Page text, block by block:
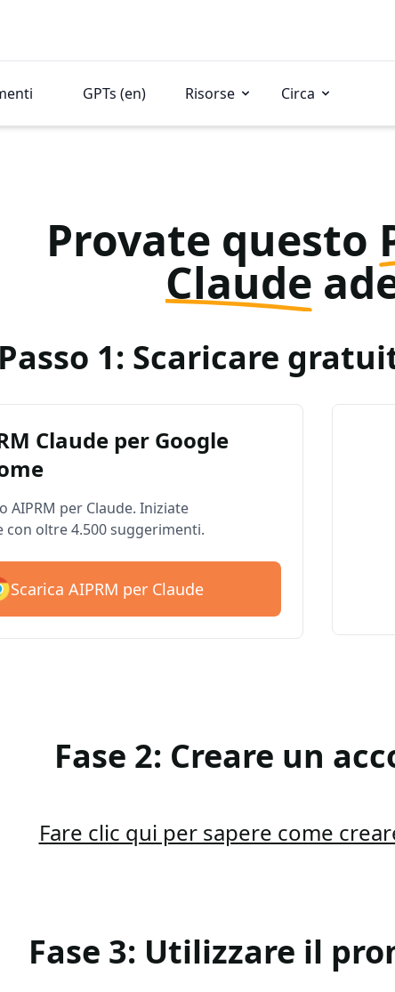
GPTs (en) Risorse Circa
Provate questo
Claude
Passo 1: Scaricare
Claude per Google
AIPRM per Claude. Iniziate
oltre 4.500 suggerimenti.
Scarica AIPRM per Claude
Fase 2: Creare un
Fare clic qui per sapere come
Fase 3: Utilizzare il